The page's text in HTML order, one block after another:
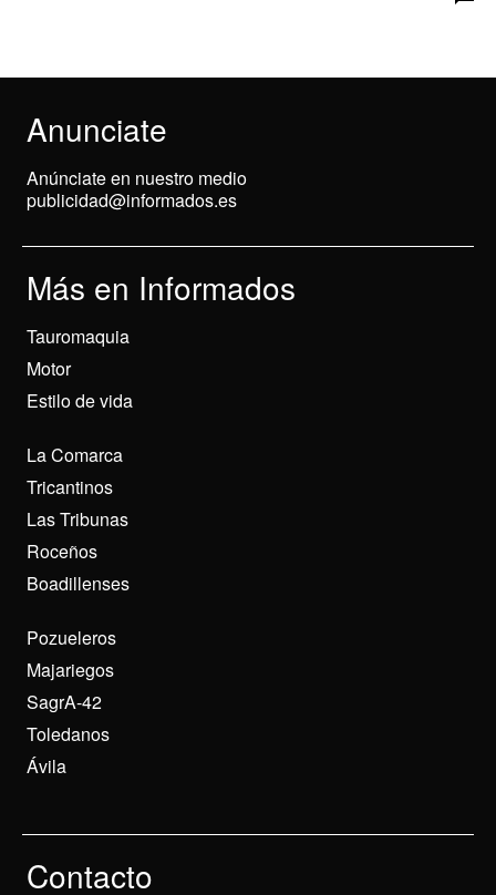
Anunciate
Anúnciate en nuestro medio
publicidad@informados.es
Más en Informados
Tauromaquia
Motor
Estilo de vida
La Comarca
Tricantinos
Las Tribunas
Roceños
Boadillenses
Pozueleros
Majariegos
SagrA-42
Toledanos
Ávila
Contacto